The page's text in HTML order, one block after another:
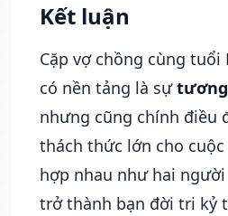
Kết luận
Cặp vợ chồng cùng tuổi
có nền tảng là sự
nhưng cũng chính điều
thách thức lớn cho
hợp nhau như hai
trở thành bạn đời tri kỷ